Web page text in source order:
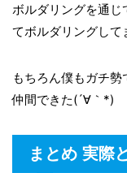
ボルダリングを通
てボルダリングして
もちろん僕もガチ勢
仲間できた(´∀｀*)
まとめ 実際